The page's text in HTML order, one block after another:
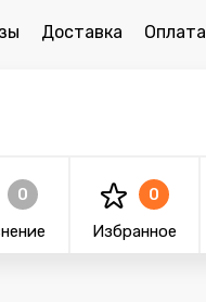
Доставка Оплата
0
0
Избранное